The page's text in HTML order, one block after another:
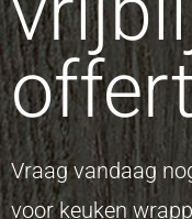
Vraag vandaag
voor keuken